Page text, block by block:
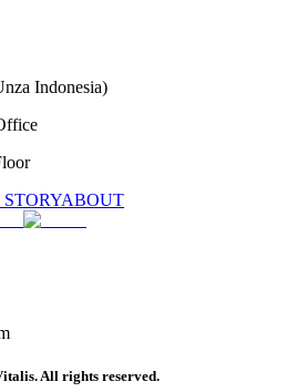
Indonesia)
ABOUT
All rights reserved.